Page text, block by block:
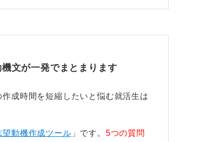
す。これは、企業研究を徹底的にお
文が一発でまとまります
成時間を短縮したいと悩む就活生は
望動機作成ツール 」です。 5つの質問